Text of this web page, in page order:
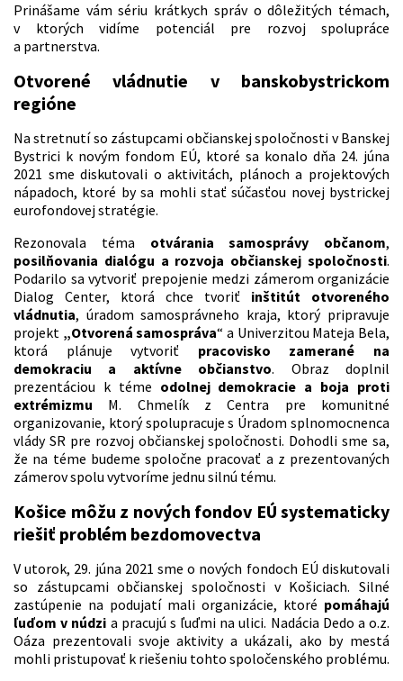
Prinášame vám sériu krátkych správ o dôležitých témach,
v ktorých vidíme potenciál pre rozvoj spolupráce
a partnerstva.
Otvorené vládnutie v banskobystrickom
regióne
Na stretnutí so zástupcami občianskej spoločnosti v Banskej
Bystrici k novým fondom EÚ, ktoré sa konalo dňa 24. júna
2021 sme diskutovali o aktivitách, plánoch a projektových
nápadoch, ktoré by sa mohli stať súčasťou novej bystrickej
eurofondovej stratégie.
Rezonovala téma otvárania samosprávy občanom,
posilňovania dialógu a rozvoja občianskej spoločnosti.
Podarilo sa vytvoriť prepojenie medzi zámerom organizácie
Dialog Center, ktorá chce tvoriť inštitút otvoreného
vládnutia, úradom samosprávneho kraja, ktorý pripravuje
projekt „Otvorená samospráva“ a Univerzitou Mateja Bela,
ktorá plánuje vytvoriť pracovisko zamerané na
demokraciu a aktívne občianstvo. Obraz doplnil
prezentáciou k téme odolnej demokracie a boja proti
extrémizmu M. Chmelík z Centra pre komunitné
organizovanie, ktorý spolupracuje s Úradom splnomocnenca
vlády SR pre rozvoj občianskej spoločnosti. Dohodli sme sa,
že na téme budeme spoločne pracovať a z prezentovaných
zámerov spolu vytvoríme jednu silnú tému.
Košice môžu z nových fondov EÚ systematicky
riešiť problém bezdomovectva
V utorok, 29. júna 2021 sme o nových fondoch EÚ diskutovali
so zástupcami občianskej spoločnosti v Košiciach. Silné
zastúpenie na podujatí mali organizácie, ktoré pomáhajú
ľuďom v núdzi a pracujú s ľuďmi na ulici. Nadácia Dedo a o.z.
Oáza prezentovali svoje aktivity a ukázali, ako by mestá
mohli pristupovať k riešeniu tohto spoločenského problému.